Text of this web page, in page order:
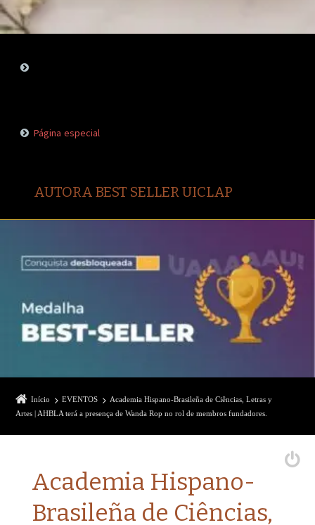
Página especial
AUTORA BEST SELLER UICLAP
Início EVENTOS
Academia Hispano-Brasileña de Ciências, Letras y
Artes | AHBLA terá a presença de Wanda Rop no rol de membros fundadores.
Academia Hispano-
Brasileña de Ciências,